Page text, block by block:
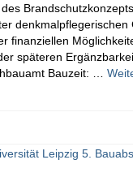
denkmalpflegerischen
finanziellen
späteren
Bauzeit: …